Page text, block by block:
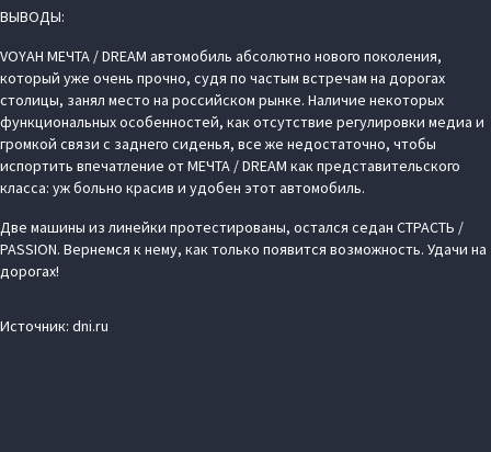
ВЫВОДЫ:
VOYAH МЕЧТА / DREAM автомобиль абсолютно нового поколения,
который уже очень прочно, судя по частым встречам на дорогах
столицы, занял место на российском рынке. Наличие некоторых
функциональных особенностей, как отсутствие регулировки медиа и
громкой связи с заднего сиденья, все же недостаточно, чтобы
испортить впечатление от МЕЧТА / DREAM как представительского
класса: уж больно красив и удобен этот автомобиль.
Две машины из линейки протестированы, остался седан СТРАСТЬ /
PASSION. Вернемся к нему, как только появится возможность. Удачи на
дорогах!
Источник: dni.ru